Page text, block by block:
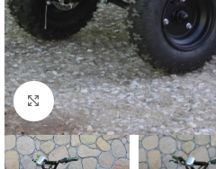
Кликнете, за да увеличите